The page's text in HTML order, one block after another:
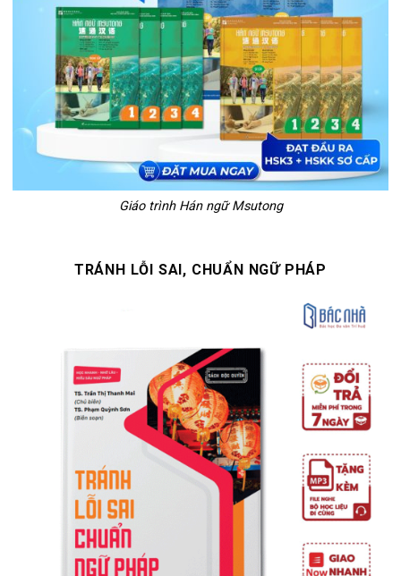
Giáo trình Hán ngữ Msutong
TRÁNH LỖI SAI, CHUẨN NGỮ PHÁP